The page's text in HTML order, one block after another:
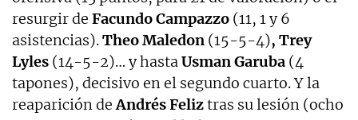
resurgir de Facundo Campazzo (11, 1 y 6
asistencias).Theo Maledon (15-5-4), Trey
Lyles (14-5-2)… y hastaUsman Garuba (4
tapones), decisivo en el segundo cuarto. Y la
reaparición deAndrés Feliztras su lesión (ocho